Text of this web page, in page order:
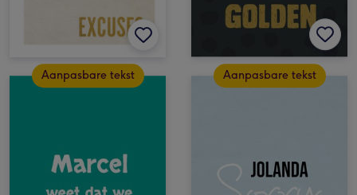
Aanpasbare tekst Aanpasbare tekst